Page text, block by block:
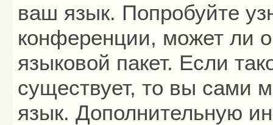
ваш язык. Попробуйте
конференции, может ли
языковой пакет. Если
существует, то вы сами
язык. Дополнительную